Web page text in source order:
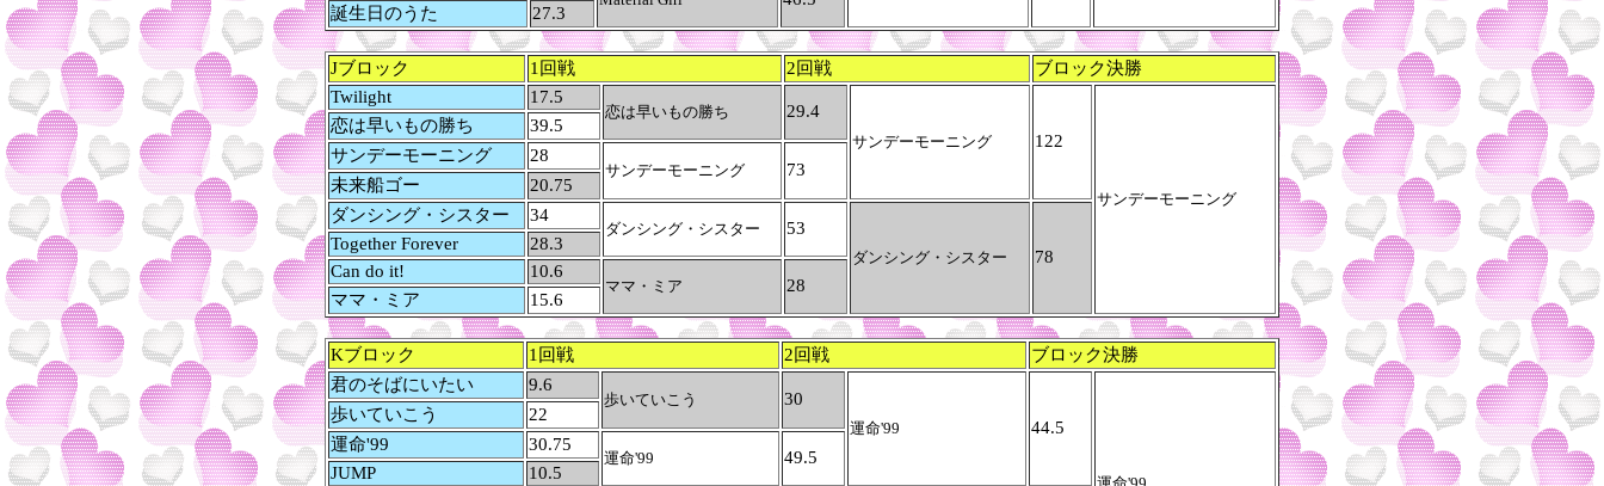
誕生日のうた 27.3
Jブロック 1回戦 2回戦
ブロック決勝
Twilight
17.5
恋は早いもの勝ち 29.4
サンデーモーニング 122
サンデーモーニング
恋は早いもの勝ち
39.5
サンデーモーニング
28
サンデーモーニング
73
未来船ゴー
20.75
ダンシング・シスター
34
ダンシング・シスター 53
ダンシング・シスター 78
Together Forever
28.3
Can do it!
10.6
ママ・ミア 28
ママ・ミア 15.6
Kブロック 1回戦 2回戦
ブロック決勝
君のそばにいたい
9.6
歩いていこう 30
運命'99 44.5
歩いていこう
22
運命'99
30.75
運命'99
49.5
JUMP
10.5